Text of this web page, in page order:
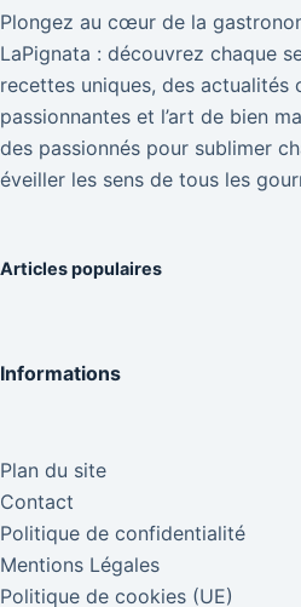
Plongez au cœur de la
LaPignata : découvrez chaque
recettes uniques, des actualités
passionnantes et l’art de bien
des passionnés pour sublimer
éveiller les sens de tous les
Articles populaires
Informations
Plan du site
Contact
Politique de confidentialité
Mentions Légales
Politique de cookies (UE)